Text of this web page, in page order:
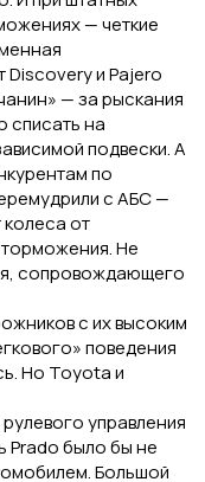
— четкие
Discovery и Pajero
— за рыскания
списать на
подвески. А
по
с АБС —
от
Не
сопровождающего
с их высоким
поведения
Но Toyota и
управления
Prado было бы не
Большой